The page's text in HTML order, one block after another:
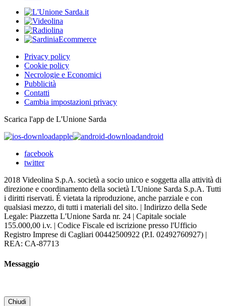
Privacy policy
Cookie policy
Necrologie e Economici
Pubblicità
Contatti
Cambia impostazioni privacy
Scarica l'app de L'Unione Sarda
apple
android
facebook
twitter
2018 Videolina S.p.A. società a socio unico e soggetta alla attività di
direzione e coordinamento della società L'Unione Sarda S.p.A. Tutti
i diritti riservati. É vietata la riproduzione, anche parziale e con
qualsiasi mezzo, di tutti i materiali del sito. | Indirizzo della Sede
Legale: Piazzetta L'Unione Sarda nr. 24 | Capitale sociale
155.000,00 i.v. | Codice Fiscale ed iscrizione presso l'Ufficio
Registro Imprese di Cagliari 00442500922 (P.I. 02492760927) |
REA: CA-87713
Messaggio
Chiudi